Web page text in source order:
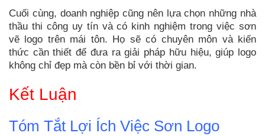
Cuối cùng, doanh nghiệp cũng nên lựa chọn những nhà
thầu thi công uy tín và có kinh nghiệm trong việc sơn
vẽ logo trên mái tôn. Họ sẽ có chuyên môn và kiến
thức cần thiết để đưa ra giải pháp hữu hiệu, giúp logo
không chỉ đẹp mà còn bền bỉ với thời gian.
Kết Luận
Tóm Tắt Lợi Ích Việc Sơn Logo